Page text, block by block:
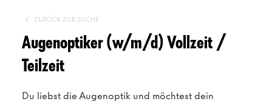
ZURÜCK ZUR SUCHE
Augenoptiker (w/m/d) Vollzeit /
Teilzeit
Du liebst die Augenoptik und möchtest dein